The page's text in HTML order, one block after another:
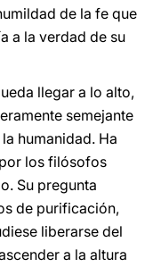
de la fe que
a la verdad de su
llegar a lo alto,
semejante
humanidad. Ha
los filósofos
Su pregunta
de purificación,
liberarse del
a la altura